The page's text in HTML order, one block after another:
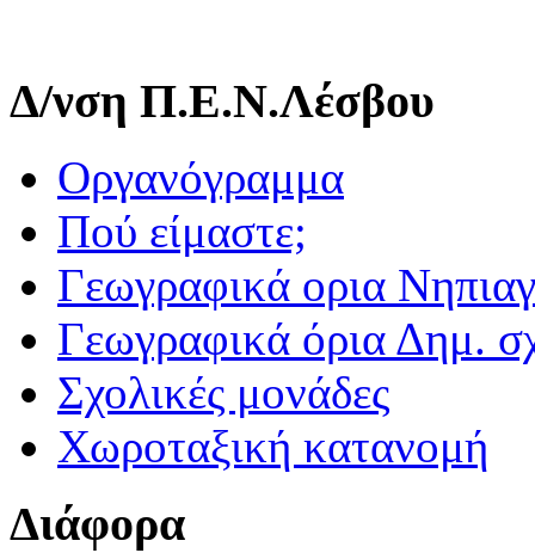
Δ/νση Π.Ε.Ν.Λέσβου
Οργανόγραμμα
Πού είμαστε;
Γεωγραφικά ορια
Γεωγραφικά όρια Δημ.
Σχολικές μονάδες
Χωροταξική κατανομή
Διάφορα